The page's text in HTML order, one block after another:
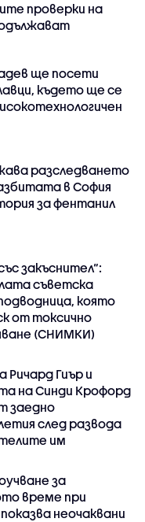
проверки на
ще посети
където ще се
разследването
в София
за фентанил
закъснител“:
съветска
която
от токсично
(СНИМКИ)
Ричард Гиър и
на Синди Крофорд
заедно
след развода
им
за
време при
неочаквани